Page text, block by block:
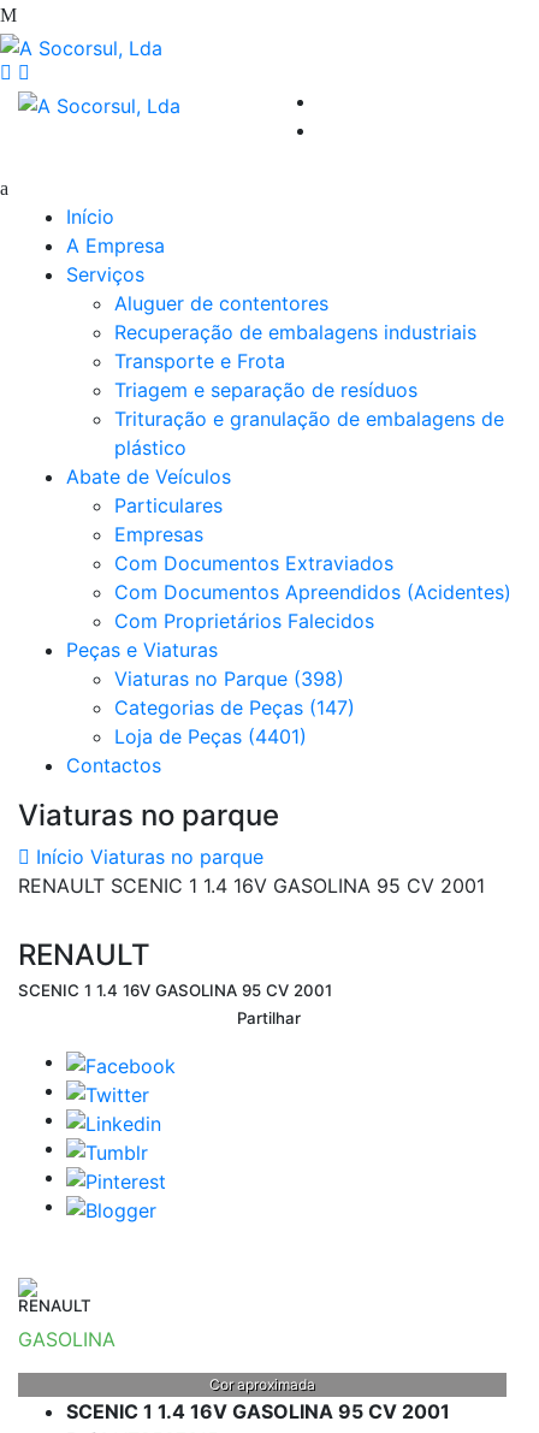
Início
A Empresa
Serviços
Aluguer de contentores
Recuperação de embalagens industriais
Transporte e Frota
Triagem e separação de resíduos
Trituração e granulação de embalagens de
plástico
Abate de Veículos
Particulares
Empresas
Com Documentos Extraviados
Com Documentos Apreendidos (Acidentes)
Com Proprietários Falecidos
Peças e Viaturas
Viaturas no Parque (398)
Categorias de Peças (147)
Loja de Peças (4401)
Contactos
Viaturas no parque
Início Viaturas no parque
RENAULT SCENIC 1 1.4 16V GASOLINA 95 CV 2001
RENAULT
SCENIC 1 1.4 16V GASOLINA 95 CV 2001
Partilhar
RENAULT
GASOLINA
Cor aproximada
SCENIC 1 1.4 16V GASOLINA 95 CV 2001